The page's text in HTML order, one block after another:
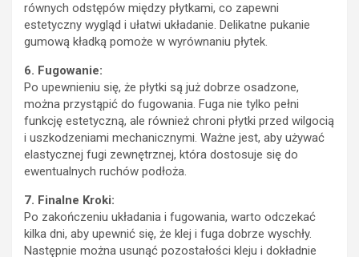
równych odstępów między płytkami, co zapewni
estetyczny wygląd i ułatwi układanie. Delikatne pukanie
gumową kładką pomoże w wyrównaniu płytek.
6. Fugowanie:
Po upewnieniu się, że płytki są już dobrze osadzone,
można przystąpić do fugowania. Fuga nie tylko pełni
funkcję estetyczną, ale również chroni płytki przed wilgocią
i uszkodzeniami mechanicznymi. Ważne jest, aby używać
elastycznej fugi zewnętrznej, która dostosuje się do
ewentualnych ruchów podłoża.
7. Finalne Kroki:
Po zakończeniu układania i fugowania, warto odczekać
kilka dni, aby upewnić się, że klej i fuga dobrze wyschły.
Następnie można usunąć pozostałości kleju i dokładnie